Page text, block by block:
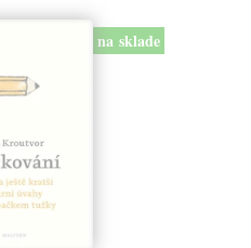
na sklade